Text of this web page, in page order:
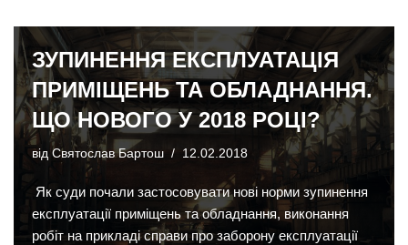
ЗУПИНЕННЯ ЕКСПЛУАТАЦІЯ
ПРИМІЩЕНЬ ТА ОБЛАДНАННЯ.
ЩО НОВОГО У 2018 РОЦІ?
від Святослав Бартош 12.02.2018
Як суди почали застосовувати нові норми зупинення
експлуатації приміщень та обладнання, виконання
робіт на прикладі справи про заборону експлуатації